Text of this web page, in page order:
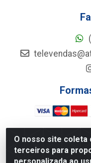
O nosso site coleta
terceiros para
Atacadão Econômico
GALPÃO 102 -